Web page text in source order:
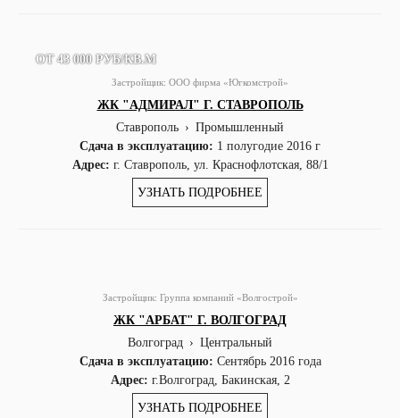
ОТ 43 000 РУБ/КВ.М
Застройщик: ООО фирма «Югкомстрой»
ЖК "АДМИРАЛ" Г. СТАВРОПОЛЬ
Ставрополь › Промышленный
Сдача в эксплуатацию: 1 полугодие 2016 г
Адрес: г. Ставрополь, ул. Краснофлотская, 88/1
УЗНАТЬ ПОДРОБНЕЕ
Застройщик: Группа компаний «Волгострой»
ЖК "АРБАТ" Г. ВОЛГОГРАД
Волгоград › Центральный
Сдача в эксплуатацию: Сентябрь 2016 года
Адрес: г.Волгоград, Бакинская, 2
УЗНАТЬ ПОДРОБНЕЕ